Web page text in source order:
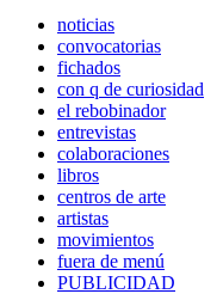
noticias
convocatorias
fichados
con q de curiosidad
el rebobinador
entrevistas
colaboraciones
libros
centros de arte
artistas
movimientos
fuera de menú
PUBLICIDAD